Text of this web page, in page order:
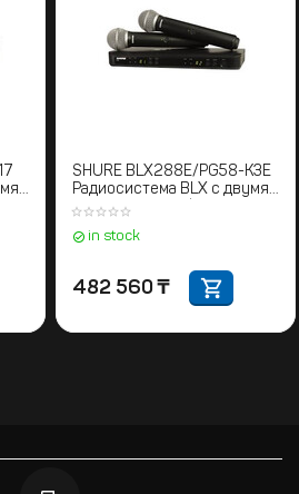
SHURE BLX288E/PG58-K3E
Радиосистема BLX с двумя
ручными микрофонами
PG58 606-630 MHz
in stock
482 560 ₸